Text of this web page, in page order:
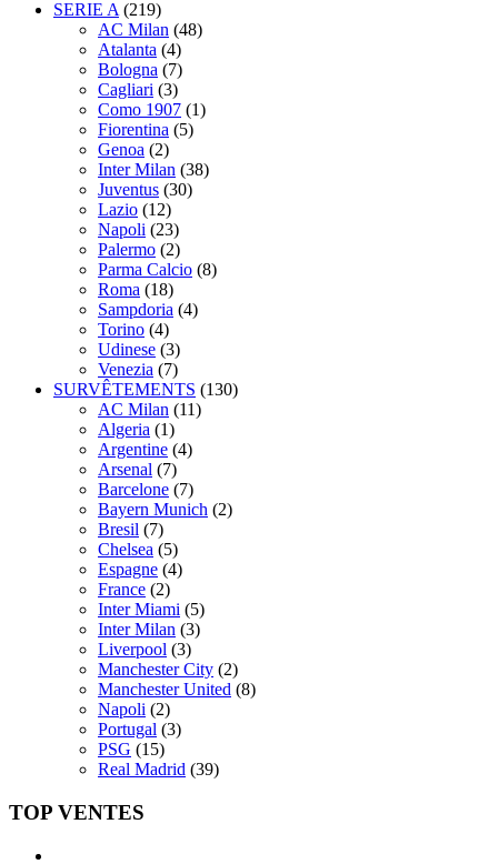
SERIE A (219)
AC Milan (48)
Atalanta (4)
Bologna (7)
Cagliari (3)
Como 1907 (1)
Fiorentina (5)
Genoa (2)
Inter Milan (38)
Juventus (30)
Lazio (12)
Napoli (23)
Palermo (2)
Parma Calcio (8)
Roma (18)
Sampdoria (4)
Torino (4)
Udinese (3)
Venezia (7)
SURVÊTEMENTS (130)
AC Milan (11)
Algeria (1)
Argentine (4)
Arsenal (7)
Barcelone (7)
Bayern Munich (2)
Bresil (7)
Chelsea (5)
Espagne (4)
France (2)
Inter Miami (5)
Inter Milan (3)
Liverpool (3)
Manchester City (2)
Manchester United (8)
Napoli (2)
Portugal (3)
PSG (15)
Real Madrid (39)
TOP VENTES